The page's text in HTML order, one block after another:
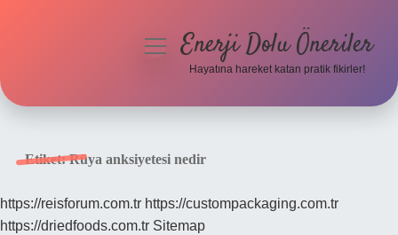
Hakkımızda
menüyüEnerji Dolu Öneriler
Hayatına hareket katan pratik fikirler!
Etiket:Rüya anksiyetesi nedir
https://reisforum.com.tr https://custompackaging.com.tr
https://driedfoods.com.tr Sitemap